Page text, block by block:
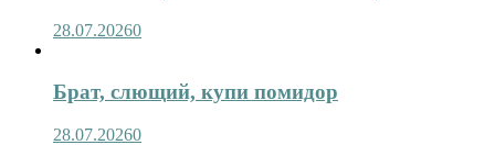
28.07.20260
Брат, слющий, купи помидор
28.07.20260